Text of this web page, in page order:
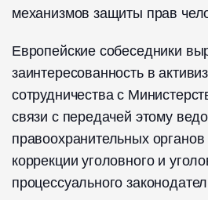
механизмов защиты прав
Европейские собеседники
заинтересованность в
сотрудничества с
связи с передачей этому
правоохранительных
коррекции уголовного и
процессуального